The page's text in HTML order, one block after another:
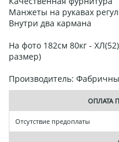
Манжеты на рукавах
Внутри два кармана
На фото 182см 80кг -
размер)
Производитель:
ОПЛАТА
Отсутствие предоплаты